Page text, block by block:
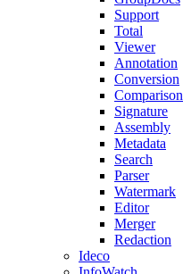
Support
Total
Viewer
Annotation
Conversion
Comparison
Signature
Assembly
Metadata
Search
Parser
Watermark
Editor
Merger
Redaction
Ideco